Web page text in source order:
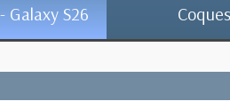
Galaxy S26 Coques